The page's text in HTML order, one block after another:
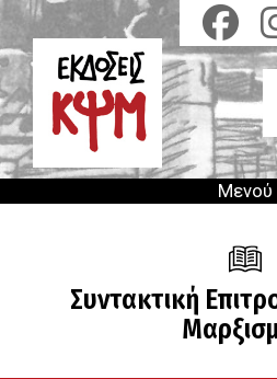
Παράκαμψη
προς
το
κυρίως
περιεχόμενο
Μενού
Συντακτική